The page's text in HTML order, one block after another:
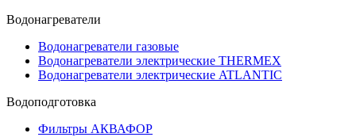
Водонагреватели
Водонагреватели газовые
Водонагреватели электрические THERMEX
Водонагреватели электрические ATLANTIC
Водоподготовка
Фильтры АКВАФОР